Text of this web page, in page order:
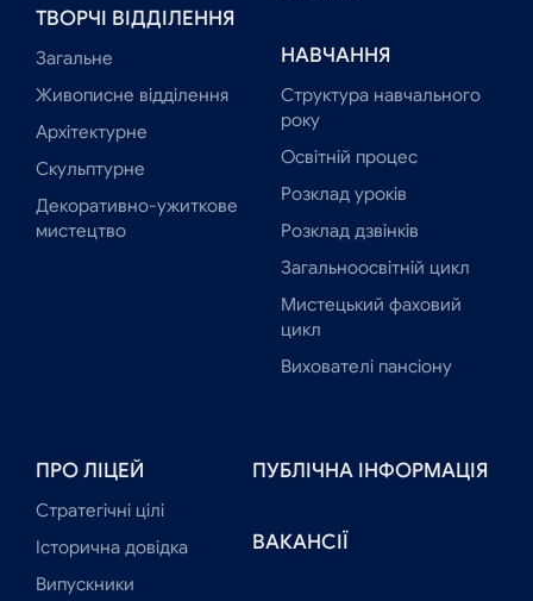
ТВОРЧІ ВІДДІЛЕННЯ
Загальне
Живописне відділення
Архітектурне
Скульптурне
Декоративно-ужиткове
мистецтво
НАВЧАННЯ
Структура навчального
року
Освітній процес
Розклад уроків
Розклад дзвінків
Загальноосвітній цикл
Мистецький фаховий
цикл
Вихователі пансіону
ПРО ЛІЦЕЙ
Стратегічні цілі
Історична довідка
Випускники
ПУБЛІЧНА ІНФОРМАЦІЯ
ВАКАНСІЇ